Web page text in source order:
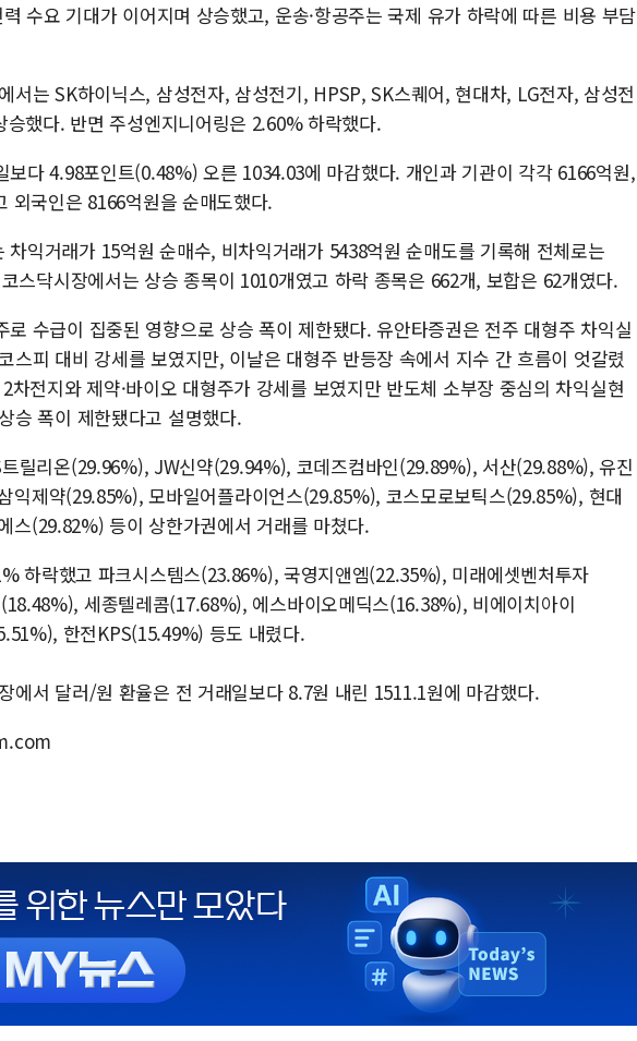
수요 기대가 이어지며 상승했고, 운송·항공주는 국제 유가 하락에 따른 비용 부담
서는 SK하이닉스, 삼성전자, 삼성전기, HPSP, SK스퀘어, 현대차, LG전자, 삼성전
승했다. 반면 주성엔지니어링은 2.60% 하락했다.
보다 4.98포인트(0.48%) 오른 1034.03에 마감했다. 개인과 기관이 각각 6166억원,
외국인은 8166억원을 순매도했다.
차익거래가 15억원 순매수, 비차익거래가 5438억원 순매도를 기록해 전체로는
스닥시장에서는 상승 종목이 1010개였고 하락 종목은 662개, 보합은 62개였다.
로 수급이 집중된 영향으로 상승 폭이 제한됐다. 유안타증권은 전주 대형주 차익실
스피 대비 강세를 보였지만, 이날은 대형주 반등장 속에서 지수 간 흐름이 엇갈렸
차전지와 제약·바이오 대형주가 강세를 보였지만 반도체 소부장 중심의 차익실현
승 폭이 제한됐다고 설명했다.
릴리온(29.96%), JW신약(29.94%), 코데즈컴바인(29.89%), 서산(29.88%), 유진
익제약(29.85%), 모바일어플라이언스(29.85%), 코스모로보틱스(29.85%), 현대
스(29.82%) 등이 상한가권에서 거래를 마쳤다.
하락했고 파크시스템스(23.86%), 국영지앤엠(22.35%), 미래에셋벤처투자
세종텔레콤(17.68%), 에스바이오메딕스(16.38%), 비에이치아이
한전KPS(15.49%) 등도 내렸다.
에서 달러/원 환율은 전 거래일보다 8.7원 내린 1511.1원에 마감했다.